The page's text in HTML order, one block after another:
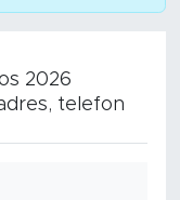
2026
telefon